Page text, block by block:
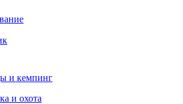
и кемпинг
и охота